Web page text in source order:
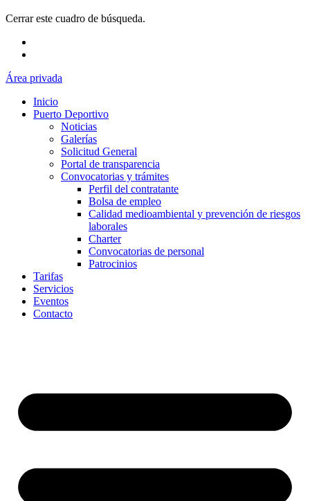
Cerrar este cuadro de búsqueda.
Área privada
Inicio
Puerto Deportivo
Noticias
Galerías
Solicitud General
Portal de transparencia
Convocatorias y trámites
Perfil del contratante
Bolsa de empleo
Calidad medioambiental y prevención de riesgos
laborales
Charter
Convocatorias de personal
Patrocinios
Tarifas
Servicios
Eventos
Contacto